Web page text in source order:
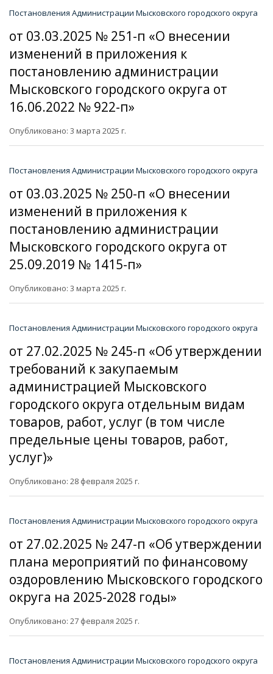
Постановления Администрации Мысковского городского округа
от 03.03.2025 № 251-п «О внесении
изменений в приложения к
постановлению администрации
Мысковского городского округа от
16.06.2022 № 922-п»
Опубликовано: 3 марта 2025 г.
Постановления Администрации Мысковского городского округа
от 03.03.2025 № 250-п «О внесении
изменений в приложения к
постановлению администрации
Мысковского городского округа от
25.09.2019 № 1415-п»
Опубликовано: 3 марта 2025 г.
Постановления Администрации Мысковского городского округа
от 27.02.2025 № 245-п «Об утверждении
требований к закупаемым
администрацией Мысковского
городского округа отдельным видам
товаров, работ, услуг (в том числе
предельные цены товаров, работ,
услуг)»
Опубликовано: 28 февраля 2025 г.
Постановления Администрации Мысковского городского округа
от 27.02.2025 № 247-п «Об утверждении
плана мероприятий по финансовому
оздоровлению Мысковского городского
округа на 2025-2028 годы»
Опубликовано: 27 февраля 2025 г.
Постановления Администрации Мысковского городского округа